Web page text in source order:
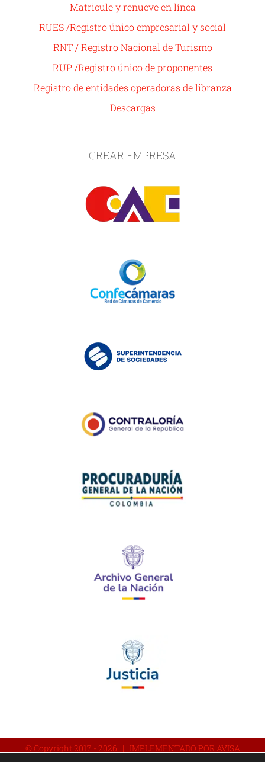
Matricule y renueve en línea
RUES /Registro único empresarial y social
RNT / Registro Nacional de Turismo
RUP /Registro único de proponentes
Registro de entidades operadoras de libranza
Descargas
CREAR EMPRESA
© Copyright 2017 - 2026 | IMPLEMENTADO POR AVISA